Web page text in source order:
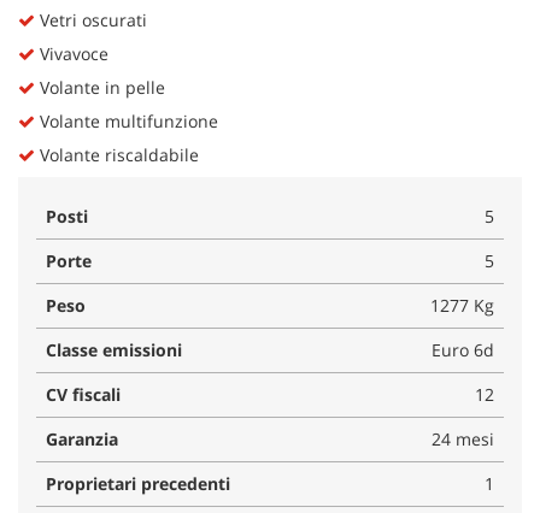
Vetri oscurati
Vivavoce
Volante in pelle
Volante multifunzione
Volante riscaldabile
Posti
5
Porte
5
Peso
1277 Kg
Classe emissioni
Euro 6d
CV fiscali
12
Garanzia
24 mesi
Proprietari precedenti
1